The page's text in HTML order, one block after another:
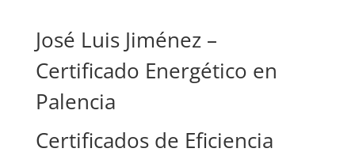
José Luis Jiménez –
Certificado Energético en
Palencia
Certificados de Eficiencia